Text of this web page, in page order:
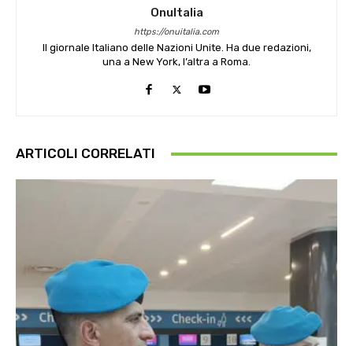
OnuItalia
https://onuitalia.com
Il giornale Italiano delle Nazioni Unite. Ha due redazioni,
una a New York, l’altra a Roma.
ARTICOLI CORRELATI